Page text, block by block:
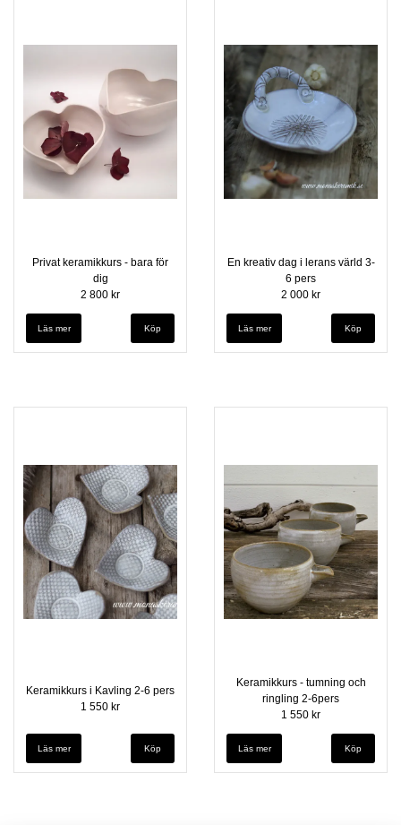
Privat keramikkurs - bara för
dig
2 800 kr
Läs mer
En kreativ dag i lerans värld 3-
6 pers
2 000 kr
Läs mer
Keramikkurs i Kavling 2-6 pers
1 550 kr
Läs mer
Keramikkurs - tumning och
ringling 2-6pers
1 550 kr
Läs mer